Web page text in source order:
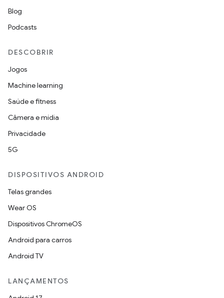
Blog
Podcasts
DESCOBRIR
Jogos
Machine learning
Saúde e fitness
Câmera e mídia
Privacidade
5G
DISPOSITIVOS ANDROID
Telas grandes
Wear OS
Dispositivos ChromeOS
Android para carros
Android TV
LANÇAMENTOS